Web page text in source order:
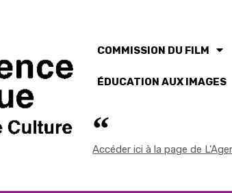
COMMISSION DU FILM
ÉDUCATION AUX IMAGES
Accéder ici à la page de